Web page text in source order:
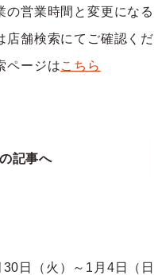
の営業時間と変更にな
店舗検索にてご確認くだ
ページはこちら
記事へ
30日（火）～1月4日（